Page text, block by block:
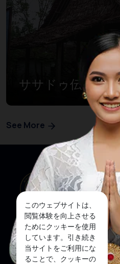
このウェブサイトは、
閲覧体験を向上させる
ためにクッキーを使用
しています。引き続き
当サイトをご利用にな
ることで、クッキーの
ササドゥ伝統家屋
See More
私たちのウェブサイト